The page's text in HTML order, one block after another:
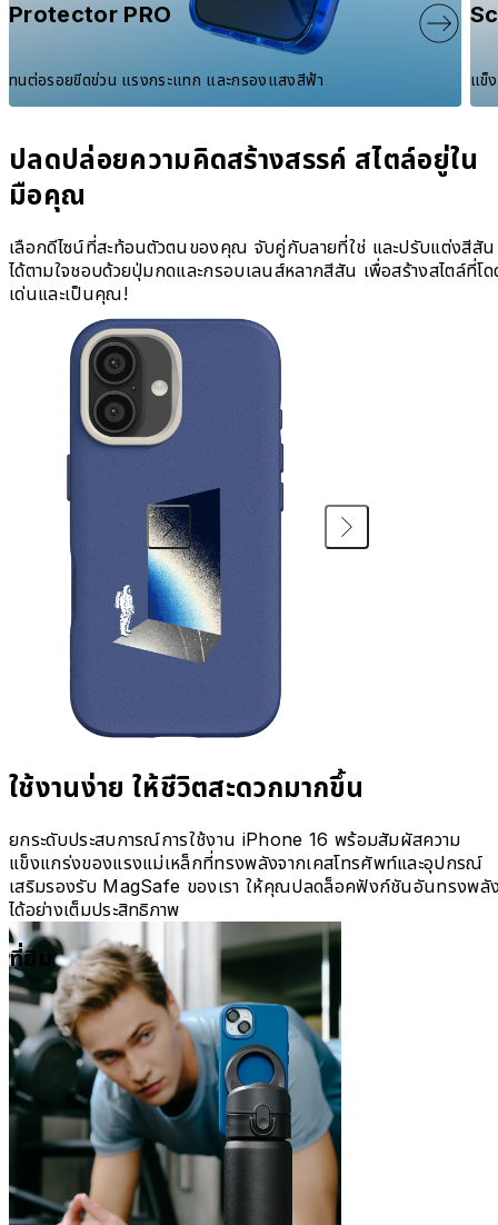
Protector PRO
ทนต่อรอยขีดข่วน แรงกระแทก และกรองแสงสีฟ้า แข็
ปลดปล่อยความคิดสร้างสรรค์ สไตล์อยู่ใน
มือคุณ
เลือกดีไซน์ที่สะท้อนตัวตนของคุณ จับคู่กับลายที่ใช่ และปรับแต่งสีสัน
ได้ตามใจชอบด้วยปุ่มกดและกรอบเลนส์หลากสีสัน เพื่อสร้างสไตล์ที่โด
เด่นและเป็นคุณ!
ใช้งานง่าย ให้ชีวิตสะดวกมากขึ้น
ยกระดับประสบการณ์การใช้งาน iPhone 16 พร้อมสัมผัสความ
แข็งแกร่งของแรงแม่เหล็กที่ทรงพลังจากเคสโทรศัพท์และอุปกรณ์
เสริมรองรับ MagSafe ของเรา ให้คุณปลดล็อคฟังก์ชันอันทรงพลั
ได้อย่างเต็มประสิทธิภาพ
ที่ยิม